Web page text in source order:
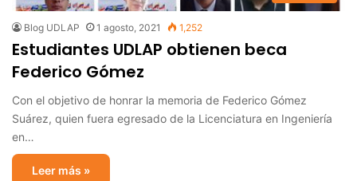
Blog UDLAP 1 agosto, 2021 1,252
Estudiantes UDLAP obtienen beca
Federico Gómez
Con el objetivo de honrar la memoria de Federico Gómez
Suárez, quien fuera egresado de la Licenciatura en Ingeniería
en…
Leer más »